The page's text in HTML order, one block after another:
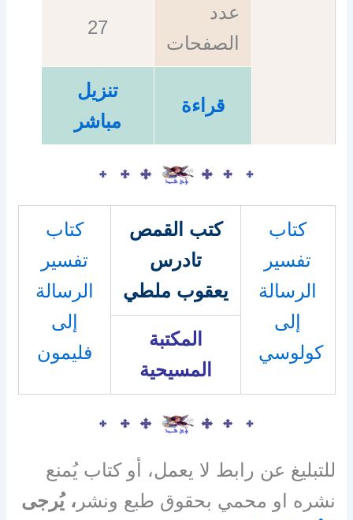
عدد
الصفحات
27
قراءة
تنزيل
مباشر
كتاب
تفسير
الرسالة
إلى
كولوسي
كتب القمص
تادرس
يعقوب ملطي
كتاب
تفسير
الرسالة
إلى
فليمون
المكتبة
المسيحية
للتبليغ عن رابط لا يعمل، أو كتاب يُمنع
نشره او محمي بحقوق طبع ونشر ، يُرجى